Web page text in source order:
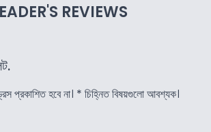
REVIEWS
প্রকাশিত হবে না। * চিহ্নিত বিষয়গুলো আবশ্যক।